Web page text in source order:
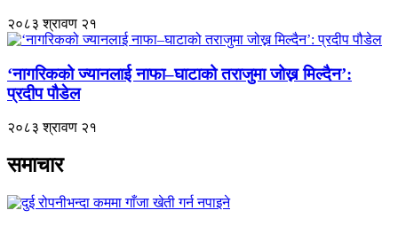
२०८३ श्रावण २१
‘नागरिकको ज्यानलाई नाफा–घाटाको तराजुमा जोख्न मिल्दैन’:
प्रदीप पौडेल
२०८३ श्रावण २१
समाचार